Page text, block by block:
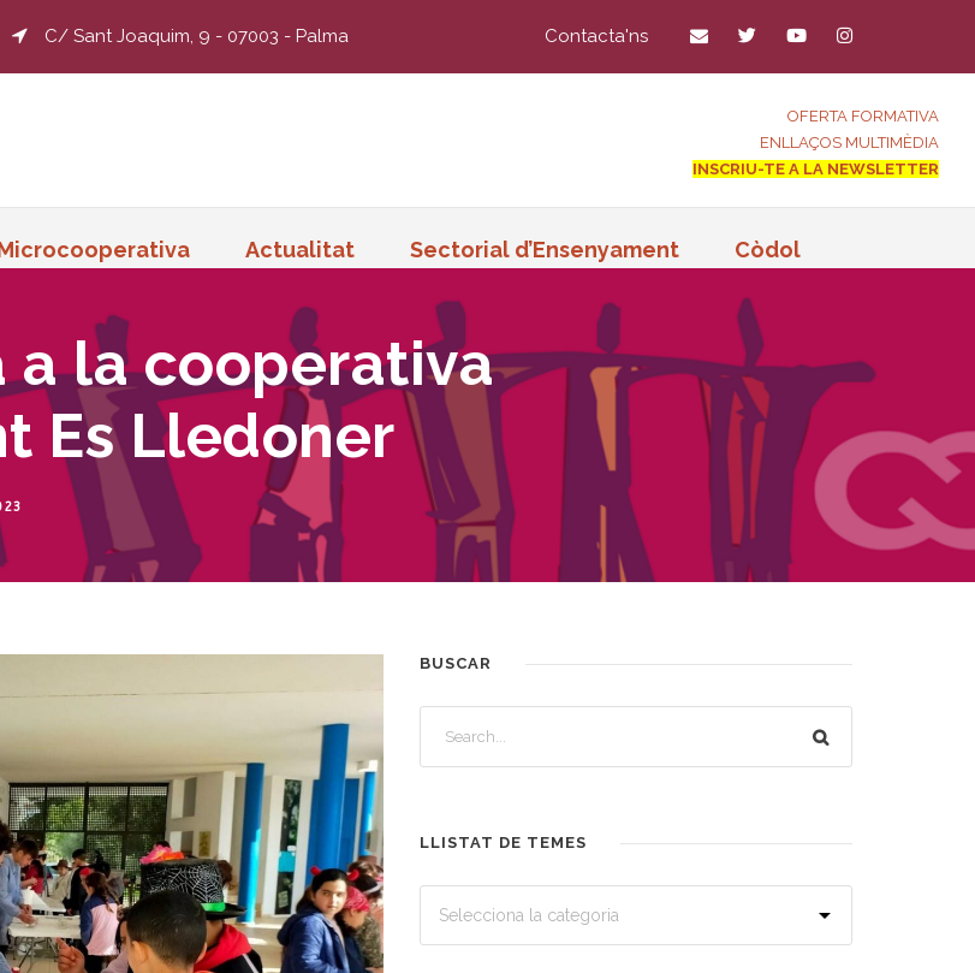
C/ Sant Joaquim, 9 - 07003 - Palma Contacta'ns
OFERTA FORMATIVA
ENLLAÇOS MULTIMÈDIA
INSCRIU-TE A LA NEWSLETTER
Actualitat Sectorial d’Ensenyament Còdol
la cooperativa
Es Lledoner
BUSCAR
LLISTAT DE TEMES